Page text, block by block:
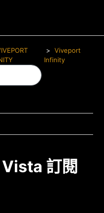
Viveport
Infinity
訂閱